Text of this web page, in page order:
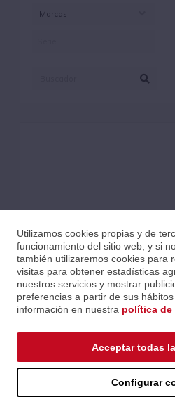
Marcas
FUENTE DE ALIMENTACIÓN DE 12
CONECTOR PHOENIX DE 3.5 MM Y
Ref.: psr5-4
Precios al iniciar sesión.
Utilizamos cookies propias y de
funcionamiento del sitio web, y si
también utilizaremos cookies para
visitas para obtener estadísticas
nuestros servicios y mostrar
preferencias a partir de sus
información en nuestra política de
Configurar
Acceptar todas